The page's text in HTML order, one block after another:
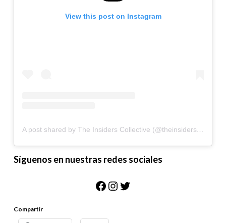
View this post on Instagram
A post shared by The Insiders Collective (@theinsidersco)
Síguenos en nuestras redes sociales
Facebook
Instagram
Twitter
Compartir